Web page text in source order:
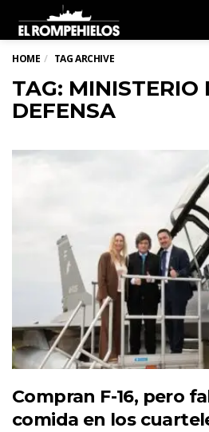
HOME TAG ARCHIVE
TAG: MINISTERIO
DEFENSA
Compran F-16, pero
comida en los